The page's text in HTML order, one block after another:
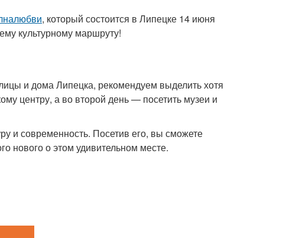
, который состоится в Липецке 14 июня
культурному маршруту!
и дома Липецка, рекомендуем выделить хотя
центру, а во второй день — посетить музеи и
и современность. Посетив его, вы сможете
нового о этом удивительном месте.